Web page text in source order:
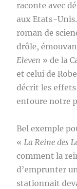
raconte avec
aux Etats-
roman de
drôle,
Eleven » de la
et celui de
décrit les
entoure notre
Bel exemple
«La Reine des
comment la
d’emprunter
stationnait